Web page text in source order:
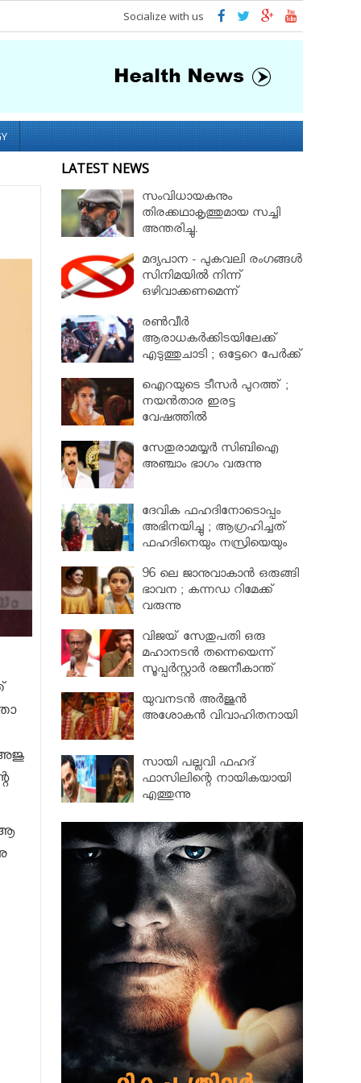
Socialize with us
അജു
ആ
LATEST NEWS
സംവിധായകനും
തിരക്കഥാകൃത്തുമായ സച്ചി
അന്തരിച്ചു.
മദ്യപാന - പുകവലി രംഗങ്ങള്‍
സിനിമയില്‍ നിന്ന്
ഒഴിവാക്കണമെന്ന്
രണ്‍വീര്‍
ആരാധകര്‍ക്കിടയിലേക്ക്
എടുത്തുചാടി ; ഒട്ടേറെ പേര്‍ക്ക്
ഐറയുടെ ടീസര്‍ പുറത്ത് ;
നയന്‍താര ഇരട്ട
വേഷത്തില്‍
സേതുരാമയ്യർ സിബിഐ
അഞ്ചാം ഭാഗം വരുന്നു
ദേവിക ഫഹദിനോടൊപ്പം
അഭിനയിച്ചു ; ആഗ്രഹിച്ചത്
ഫഹദിനെയും നസ്രിയെയും
96 ലെ ജാനുവാകാന്‍ ഒരുങ്ങി
ഭാവന ; കന്നഡ റിമേക്ക്
വരുന്നു
വിജയ് സേതുപതി ഒരു
മഹാനടന്‍ തന്നെയെന്ന്
സൂപ്പര്‍സ്റ്റാര്‍ രജനീകാന്ത്
യുവനടന്‍ അര്‍ജുന്‍
അശോകന്‍ വിവാഹിതനായി
സായി പല്ലവി ഫഹദ്
ഫാസിലിന്റെ നായികയായി
എത്തുന്നു